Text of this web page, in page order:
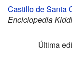
Castillo de Santa
Enciclopedia
Última